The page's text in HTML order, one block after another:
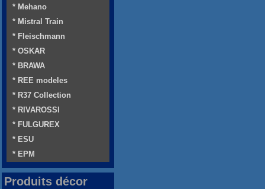
* Mehano
* Mistral Train
* Fleischmann
* OSKAR
* BRAWA
* REE modeles
* R37 Collection
* RIVAROSSI
* FULGUREX
* ESU
* EPM
Produits décor